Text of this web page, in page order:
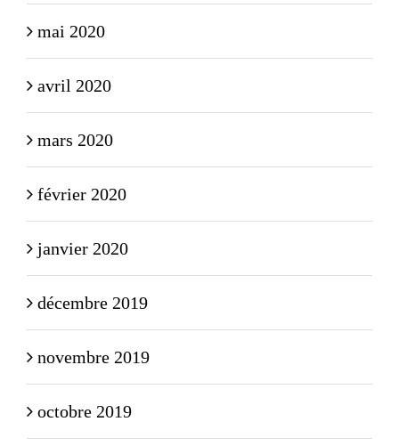
mai 2020
avril 2020
mars 2020
février 2020
janvier 2020
décembre 2019
novembre 2019
octobre 2019